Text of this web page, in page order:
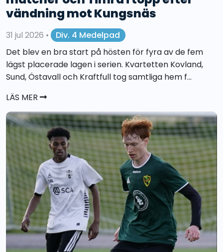
vändning mot Kungsnäs
31 jul 2026 •
Div. 4 Medelpad
Det blev en bra start på hösten för fyra av de fem
lägst placerade lagen i serien. Kvartetten Kovland,
Sund, Östavall och Kraftfull tog samtliga hem f...
LÄS MER